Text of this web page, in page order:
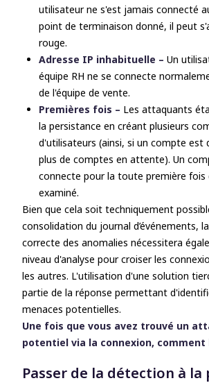
utilisateur ne s'est jamais connecté
point de terminaison donné, il peut
rouge.
Adresse IP inhabituelle – Un
équipe RH ne se connecte
de l'équipe de vente.
Premières fois – Les attaquants
la persistance en créant plusieurs
d'utilisateurs (ainsi, si un compte est
plus de comptes en attente). Un
connecte pour la toute première fois
examiné.
Bien que cela soit techniquement
consolidation du journal d’événements,
correcte des anomalies nécessitera
niveau d'analyse pour croiser les
les autres. L'utilisation d'une solution
partie de la réponse permettant
menaces potentielles.
Une fois que vous avez trouvé un
potentiel via la connexion, comment
Passer de la détection à